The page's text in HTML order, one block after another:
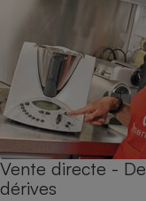
Vente directe -
dérives